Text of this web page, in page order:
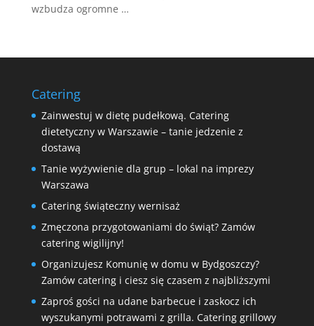
wzbudza ogromne …
Catering
Zainwestuj w dietę pudełkową. Catering
dietetyczny w Warszawie – tanie jedzenie z
dostawą
Tanie wyżywienie dla grup – lokal na imprezy
Warszawa
Catering świąteczny wernisaż
Zmęczona przygotowaniami do świąt? Zamów
catering wigilijny!
Organizujesz Komunię w domu w Bydgoszczy?
Zamów catering i ciesz się czasem z najbliższymi
Zaproś gości na udane barbecue i zaskocz ich
wyszukanymi potrawami z grilla. Catering grillowy